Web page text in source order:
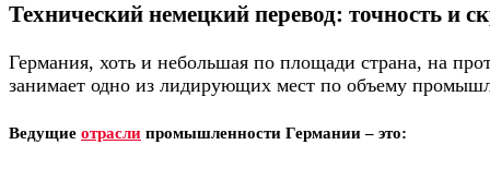
Технический немецкий перевод: точность и
Германия, хоть и небольшая по площади страна, на
занимает одно из лидирующих мест по объему
Ведущие отрасли промышленности Германии – это: